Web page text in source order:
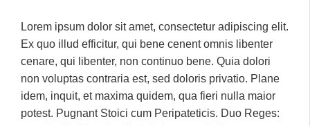
Lorem ipsum dolor sit amet, consectetur adipiscing elit.
Ex quo illud efficitur, qui bene cenent omnis libenter
cenare, qui libenter, non continuo bene. Quia dolori
non voluptas contraria est, sed doloris privatio. Plane
idem, inquit, et maxima quidem, qua fieri nulla maior
potest. Pugnant Stoici cum Peripateticis. Duo Reges: